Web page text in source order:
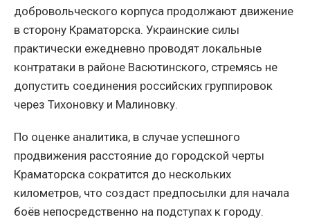
добровольческого корпуса продолжают движение
в сторону Краматорска. Украинские силы
практически ежедневно проводят локальные
контратаки в районе Васютинского, стремясь не
допустить соединения российских группировок
через Тихоновку и Малиновку.
По оценке аналитика, в случае успешного
продвижения расстояние до городской черты
Краматорска сократится до нескольких
километров, что создаст предпосылки для начала
боёв непосредственно на подступах к городу.